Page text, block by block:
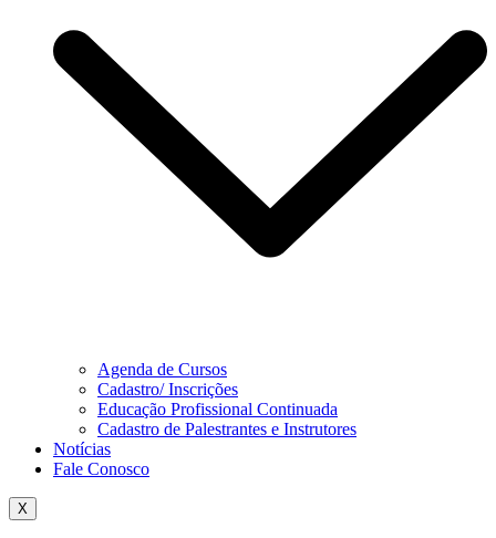
Agenda de Cursos
Cadastro/ Inscrições
Educação Profissional Continuada
Cadastro de Palestrantes e Instrutores
Notícias
Fale Conosco
X